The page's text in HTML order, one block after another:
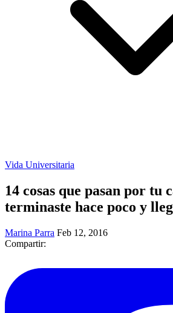
Vida Universitaria
14 cosas que pasan por tu
terminaste hace poco y
Marina Parra Feb 12, 2016
Compartir: